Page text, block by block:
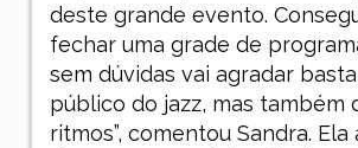
deste grande evento.
fechar uma grade de
sem dúvidas vai agradar
público do jazz, mas também
ritmos”, comentou Sandra. Ela